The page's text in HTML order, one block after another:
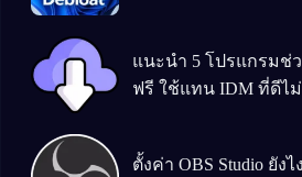
แนะนำ 5 โปรแกรมช่
ฟรี ใช้แทน IDM ที่ดีไ
ตั้งค่า OBS Studio ยัง